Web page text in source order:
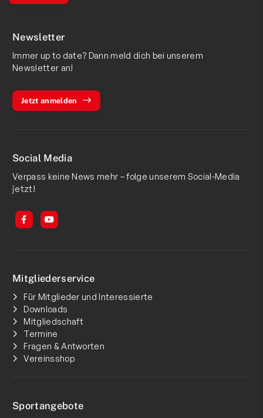
Newsletter
Immer up to date? Dann meld dich bei unserem
Newsletter an!
Jetzt anmelden
Social Media
Verpass keine News mehr – folge unserem Social-Media
jetzt!
Mitgliederservice
Für Mitglieder und Interessierte
Downloads
Mitgliedschaft
Termine
Fragen & Antworten
Vereinsshop
Sportangebote